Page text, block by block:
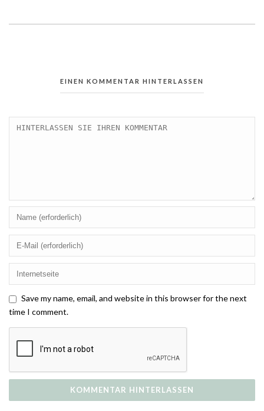
EINEN KOMMENTAR HINTERLASSEN
Save my name, email, and website in this browser for the next
time I comment.